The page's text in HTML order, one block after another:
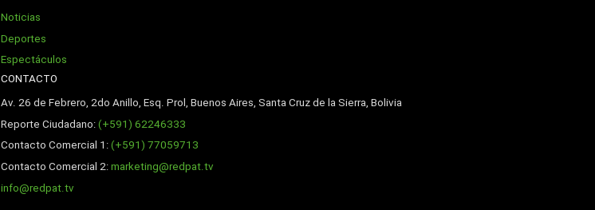
Noticias
Deportes
Espectáculos
CONTACTO
Av. 26 de Febrero, 2do Anillo, Esq. Prol, Buenos Aires, Santa Cruz de la Sierra, Bolivia
Reporte Ciudadano:(+591) 62246333
Contacto Comercial 1:(+591) 77059713
Contacto Comercial 2:marketing@redpat.tv
info@redpat.tv